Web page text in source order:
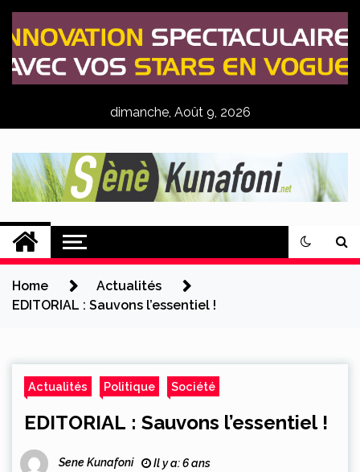
Skip
content
dimanche, Août 9, 2026
Sènè Kunafoni
Actualités Agricoles
Home
Actualités
EDITORIAL : Sauvons l’essentiel !
Actualités Politique Société
EDITORIAL : Sauvons l’essentiel !
Sene Kunafoni Il y a: 6 ans